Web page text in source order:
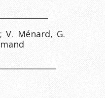
V. Ménard, G.